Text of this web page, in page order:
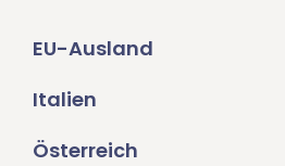
EU-Ausland
Italien
Österreich